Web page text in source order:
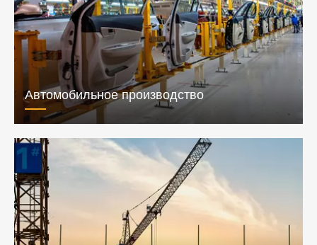
Автомобильное производство